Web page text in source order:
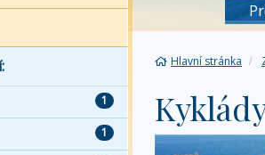
Hlavní stránka
1
1